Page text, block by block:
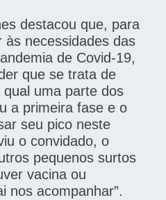
destacou que, para
às necessidades das
de Covid-19,
que se trata de
uma parte dos
a primeira fase e o
seu pico neste
o convidado, o
pequenos surtos
vacina ou
nos acompanhar”.